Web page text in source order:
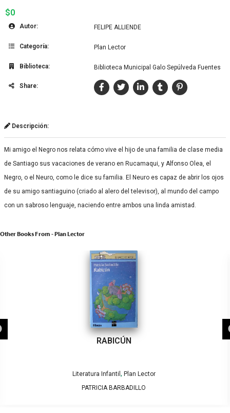
$0
Autor: FELIPE ALLIENDE
Categoría: Plan Lector
Biblioteca: Biblioteca Municipal Galo Sepúlveda Fuentes
Share:
Descripción:
Mi amigo el Negro nos relata cómo vive el hijo de una familia de clase media
de Santiago sus vacaciones de verano en Rucamaqui, y Alfonso Olea, el
Negro, o el Neuro, como le dice su familia. El Neuro es capaz de abrir los ojos
de su amigo santiaguino (criado al alero del televisor), al mundo del campo
con un sabroso lenguaje, naciendo entre ambos una linda amistad.
Other Books From - Plan Lector
RABICÚN
Literatura Infantil , Plan Lector
PATRICIA BARBADILLO